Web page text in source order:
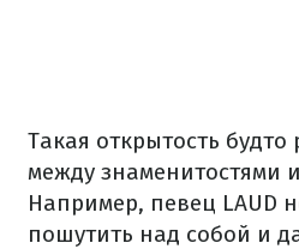
Такая открытость
между знаменитостями
Например, певец LAUD
пошутить над собой и